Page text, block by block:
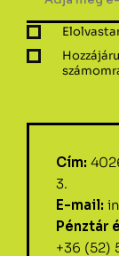
Cím:
3.
E-mail:
Pénztár
+36 (52)